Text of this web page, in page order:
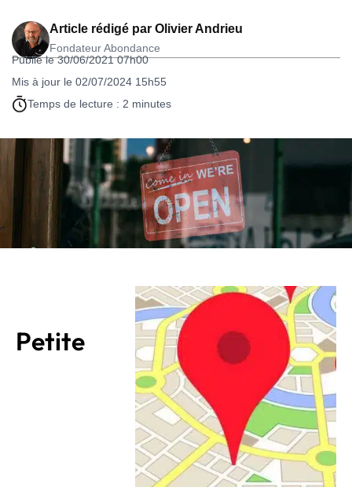
Article rédigé par Olivier Andrieu
Fondateur Abondance
Publié le 30/06/2021 07h00
Mis à jour le 02/07/2024 15h55
Temps de lecture : 2 minutes
Petite